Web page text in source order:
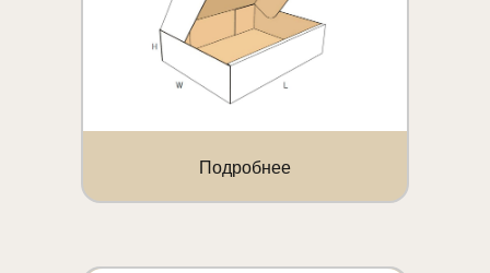
Подробнее